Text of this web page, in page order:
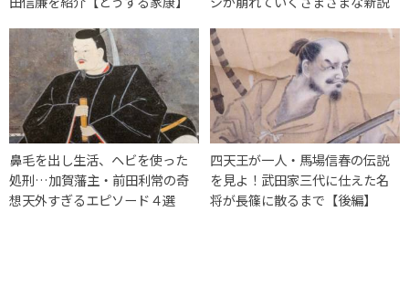
鼻毛を出し生活、ヘビを使った
処刑…加賀藩主・前田利常の奇
想天外すぎるエピソード４選
四天王が一人・馬場信春の伝説
を見よ！武田家三代に仕えた名
将が長篠に散るまで【後編】